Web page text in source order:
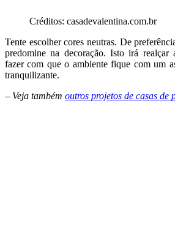
Créditos: casadevalentina.com.br
Tente escolher cores neutras. De
predomine na decoração. Isto irá
fazer com que o ambiente fique com um
tranquilizante.
– Veja também outros projetos de casas de